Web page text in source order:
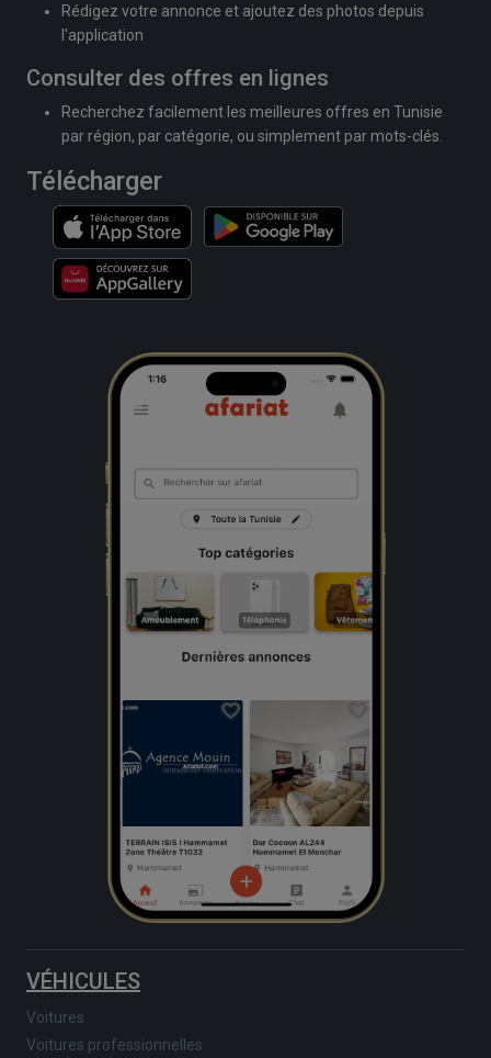
Rédigez votre annonce et ajoutez des photos depuis
l'application
Consulter des offres en lignes
Recherchez facilement les meilleures offres en Tunisie
par région, par catégorie, ou simplement par mots-clés.
Télécharger
VÉHICULES
Voitures
Voitures professionnelles